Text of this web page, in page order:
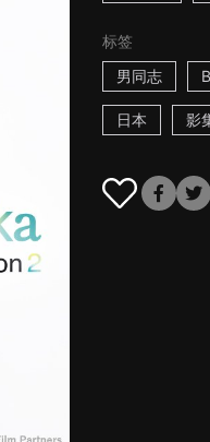
标签
男同志
日本 影